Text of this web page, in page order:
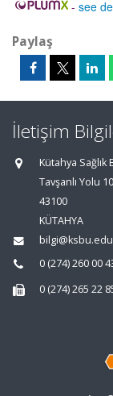
- see
Paylaş
İletişim
Kütahya
Tavşanlı Yolu
43100
KÜTAHYA
0 (274) 260 00
0 (274) 265 22